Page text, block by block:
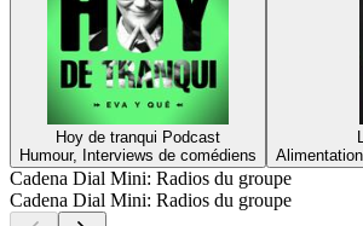
Hoy de tranqui Podcast
Humour, Interviews de comédiens
Cadena Dial Mini: Radios du groupe
Cadena Dial Mini: Radios du groupe